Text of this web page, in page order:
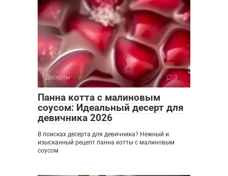
Десерты 0
Панна котта с малиновым
соусом: Идеальный десерт для
девичника 2026
В поисках десерта для девичника? Нежный и
изысканный рецепт панна котты с малиновым
соусом